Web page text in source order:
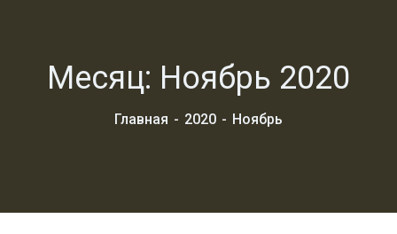
Месяц: Ноябрь 2020
Главная 2020 Ноябрь